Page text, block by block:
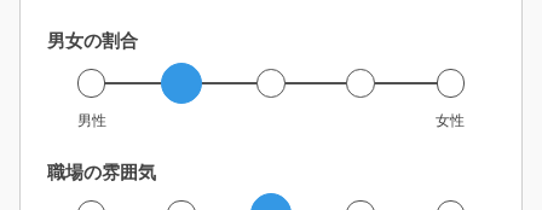
男女の割合
男性 女性
職場の雰囲気